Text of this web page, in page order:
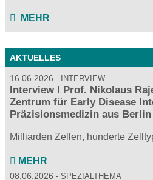
MEHR
AKTUELLES
16.06.2026 INTERVIEW
Interview I Prof. Nikolaus
Zentrum für Early Disease
Präzisionsmedizin aus Berlin
Milliarden Zellen, hunderte
MEHR
08.06.2026 SPEZIALTHEMA